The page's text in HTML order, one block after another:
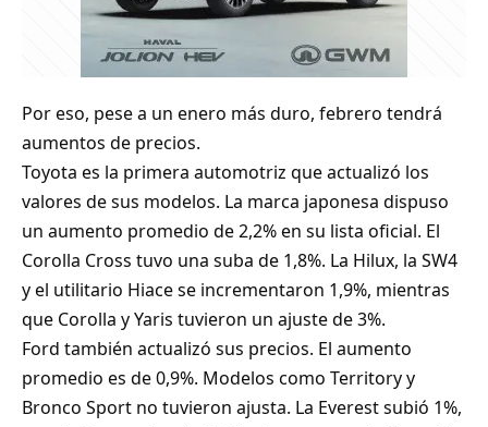
Por eso, pese a un enero más duro, febrero tendrá
aumentos de precios.
Toyota es la primera automotriz que actualizó los
valores de sus modelos. La marca japonesa dispuso
un aumento promedio de 2,2% en su lista oficial. El
Corolla Cross tuvo una suba de 1,8%. La Hilux, la SW4
y el utilitario Hiace se incrementaron 1,9%, mientras
que Corolla y Yaris tuvieron un ajuste de 3%.
Ford también actualizó sus precios. El aumento
promedio es de 0,9%. Modelos como Territory y
Bronco Sport no tuvieron ajusta. La Everest subió 1%,